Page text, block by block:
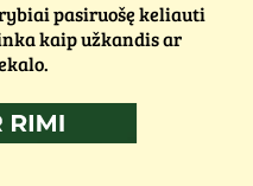
pasiruošę keliauti
kaip užkandis ar